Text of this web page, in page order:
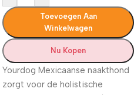
Toevoegen Aan
Winkelwagen
Nu Kopen
Yourdog Mexicaanse naakthond
zorgt voor de holistische